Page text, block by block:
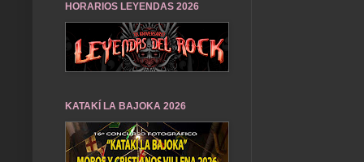
HORARIOS LEYENDAS 2026
KATAKÍ LA BAJOKA 2026